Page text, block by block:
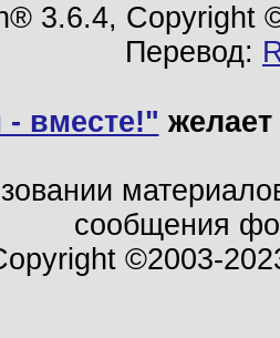
3.6.4, Copyright
Перевод:
вместе!"
сообщения
©2003-